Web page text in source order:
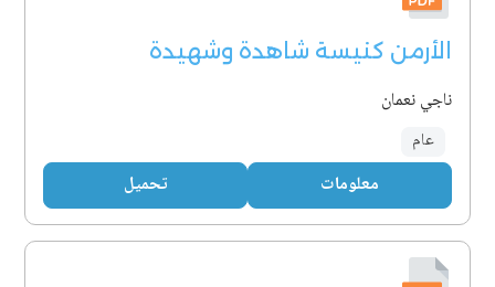
الأرمن كنيسة شاهدة وشهيدة
ناجي نعمان
عام
معلومات تحميل